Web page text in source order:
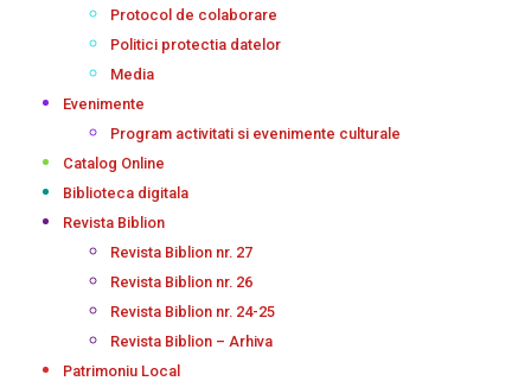
Protocol de colaborare
Politici protectia datelor
Media
Evenimente
Program activitati si evenimente culturale
Catalog Online
Biblioteca digitala
Revista Biblion
Revista Biblion nr. 27
Revista Biblion nr. 26
Revista Biblion nr. 24-25
Revista Biblion – Arhiva
Patrimoniu Local